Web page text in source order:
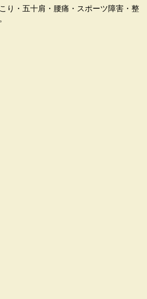
り・五十肩・腰痛・スポーツ障害・整